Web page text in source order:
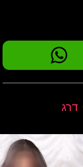
דרג